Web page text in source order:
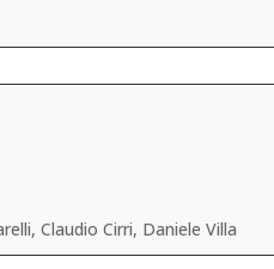
Claudio Cirri, Daniele Villa